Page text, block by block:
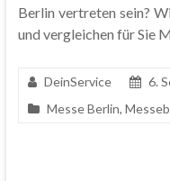
Berlin vertreten sein?
und vergleichen für Sie
DeinService
6.
Messe Berlin,